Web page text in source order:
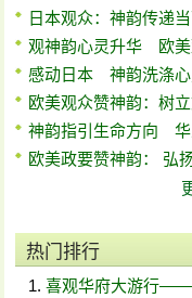
日本观众：神韵传递
观神韵心灵升华 欧美
感动日本 神韵洗涤心
欧美观众赞神韵：树
神韵指引生命方向 华
欧美政要赞神韵： 弘
热门排行
喜观华府大游行——